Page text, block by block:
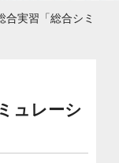
合実習「総合シミ
ュレーシ